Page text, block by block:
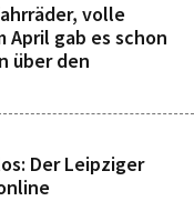
volle
April gab es schon
über den
Der Leipziger